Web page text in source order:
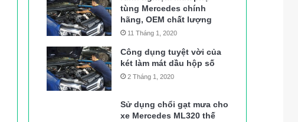
tùng Mercedes chính
hãng, OEM chất lượng
11 Tháng 1, 2020
Công dụng tuyệt vời của
két làm mát dầu hộp số
2 Tháng 1, 2020
Sử dụng chổi gạt mưa cho
xe Mercedes ML320 thế